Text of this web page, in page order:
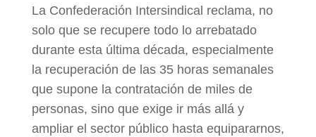
La Confederación Intersindical reclama, no
solo que se recupere todo lo arrebatado
durante esta última década, especialmente
la recuperación de las 35 horas semanales
que supone la contratación de miles de
personas, sino que exige ir más allá y
ampliar el sector público hasta equipararnos,